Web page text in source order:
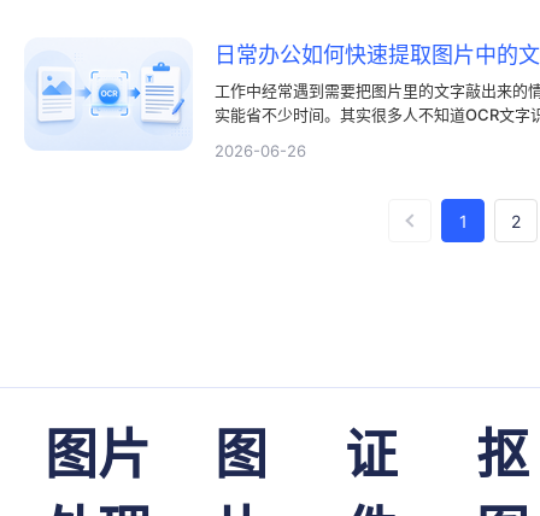
工作中经常遇到需要把图片里的文字敲出来的
实能省不少时间。其实很多人不知道OCR文字
结合实际操作，和大家聊聊怎么利用这类工具
2026-06-26
1 2
图片
图
证
抠